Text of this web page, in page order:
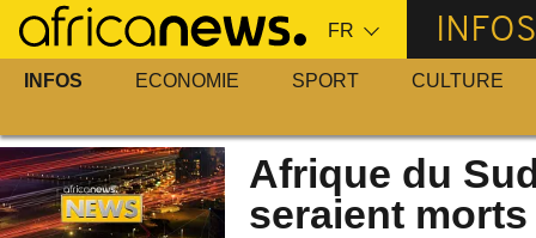
Passer
au
contenu
INFOS
INFOS ECONOMIE SPORT CULTURE
Afrique du
seraient